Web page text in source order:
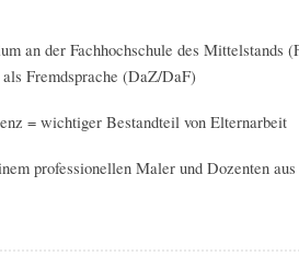
an der Fachhochschule des
Fremdsprache (DaZ/DaF)
= wichtiger Bestandteil von Elternarbeit
professionellen Maler und Dozenten